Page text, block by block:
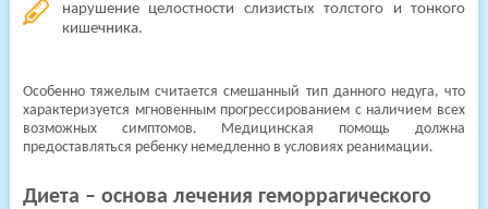
нарушение целостности слизистых толстого и тонкого
кишечника.
Особенно тяжелым считается смешанный тип данного недуга, что
характеризуется мгновенным прогрессированием с наличием всех
возможных симптомов. Медицинская помощь должна
предоставляться ребенку немедленно в условиях реанимации.
Диета – основа лечения геморрагического